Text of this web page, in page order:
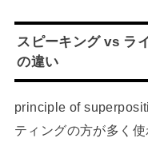
スピーキング vs ラ
の違い
principle of
ティングの方が多く